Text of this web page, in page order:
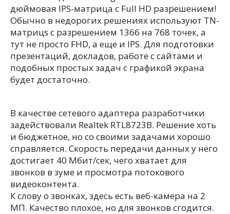
дюймовая IPS-матрица с Full HD разрешением!
Обычно в недорогих решениях используют TN-
матрицs с разрешением 1366 на 768 точек, а
тут не просто FHD, а еще и IPS. Для подготовки
презентаций, докладов, работе с сайтами и
подобных простых задач с графикой экрана
будет достаточно.
В качестве сетевого адаптера разработчики
задействовали Realtek RTL8723B. Решение хоть
и бюджетное, но со своими задачами хорошо
справляется. Скорость передачи данных у него
достигает 40 Мбит/сек, чего хватает для
звонков в зуме и просмотра потокового
видеоконтента.
К слову о звонках, здесь есть веб-камера на 2
МП. Качество плохое, но для звонков сгодится.